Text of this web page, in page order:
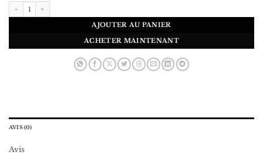
quantité de AISHA - Collection privée intense 250ML
AJOUTER AU PANIER
ACHETER MAINTENANT
AVIS (0)
Avis